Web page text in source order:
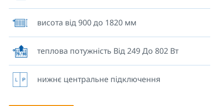
використовувати для комбінованого опалення. Для
підключення опалювального приладу
використовується приєднувальна арматура HM
(pdf, 0,8 MB).
Конструкція приладу дає можливість досушувати
рушники. В нашому асортименті вішалки та гачки,
які розширюють практичне використання
висота від 900 до 1820 мм
теплова потужність Від 249 До 802 Вт
нижнє центральне підключення